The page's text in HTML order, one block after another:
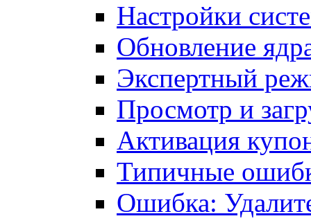
Настройки
Обновление
Экспертный
Просмотр и
Активация
Типичные
Ошибка: